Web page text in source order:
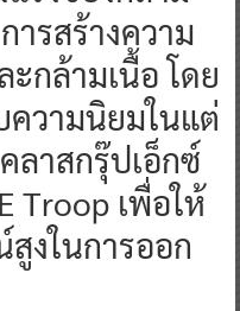
การสร้างความ
กล้ามเนื้อ โดย
ความนิยมในแต่
ลาสกรุ๊ปเอ็กซ์
Troop เพื่อให้
งในการออก